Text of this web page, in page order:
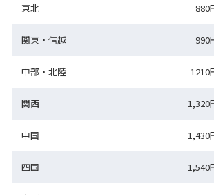
東北 880
関東・信越 990
中部・北陸 1210
関西 1,320
中国 1,430
四国 1,540